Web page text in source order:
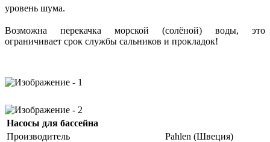
уровень шума.
Возможна перекачка морской (солёной) воды, это
ограничивает срок службы сальников и прокладок!
Насосы для бассейна
Производитель
Pahlen (Швеция)